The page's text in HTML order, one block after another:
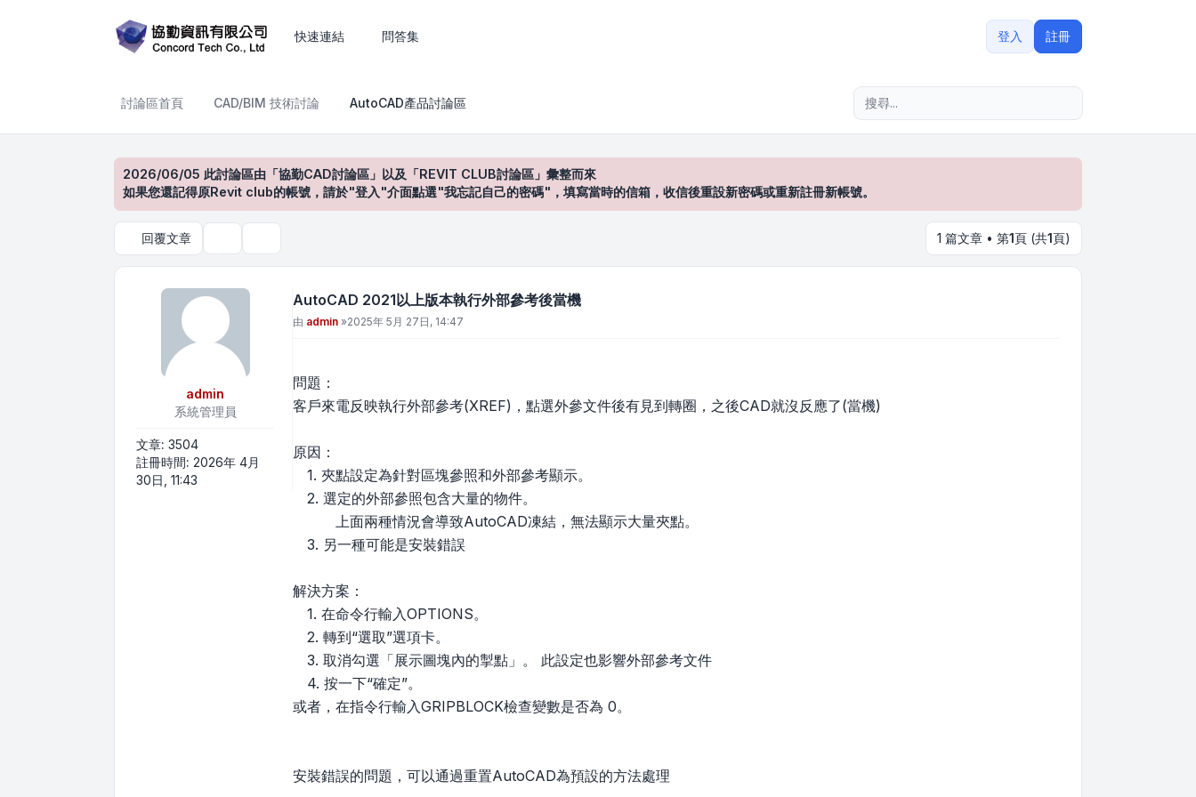
快速連結 問答集 登入 註冊
討論區首頁 CAD/BIM 技術討論 AutoCAD產品討論區
2026/06/05 此討論區由「協勤CAD討論區」以及「REVIT CLUB討論區」彙整而來
如果您還記得原Revit club的帳號，請於"登入"介面點選"我忘記自己的密碼"，填寫當時的信箱，收信後重設新密碼或重新註冊新帳號。
回覆文章 1 篇文章 • 第1頁 (共1頁)
admin
系統管理員
文章: 3504
註冊時間: 2026年 4月
30日, 11:43
AutoCAD 2021以上版本執行外部參考後當機
文章
由 admin »2025年 5月 27日, 14:47
問題：
客戶來電反映執行外部參考(XREF)，點選外參文件後有見到轉圈，之後CAD就沒反應了(當機)
原因：
1. 夾點設定為針對區塊參照和外部參考顯示。
2. 選定的外部參照包含大量的物件。
上面兩種情況會導致AutoCAD凍結，無法顯示大量夾點。
3. 另一種可能是安裝錯誤
解決方案：
1. 在命令行輸入OPTIONS。
2. 轉到“選取”選項卡。
3. 取消勾選「展示圖塊內的掣點」。 此設定也影響外部參考文件
4. 按一下“確定”。
或者，在指令行輸入GRIPBLOCK檢查變數是否為 0。
安裝錯誤的問題，可以通過重置AutoCAD為預設的方法處理